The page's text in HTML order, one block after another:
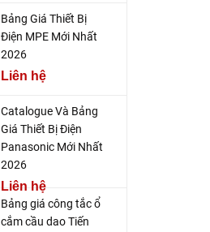
Bảng Giá Thiết Bị
Điện MPE Mới Nhất
2026
Liên hệ
Catalogue Và Bảng
Giá Thiết Bị Điện
Panasonic Mới Nhất
2026
Liên hệ
Bảng giá công tắc ổ
cắm cầu dao Tiến